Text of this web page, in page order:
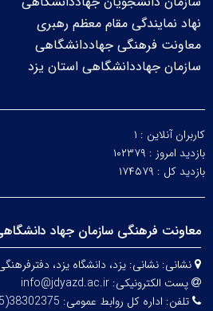
نهاد نمایندگی مقام معظم رهبری
معاونت فرهنگی جهاددانشگاهی
سازمان جهاددانشگاهی استان یزد
کاربران آنلاین : ۱
بازدید امروز : ۱۰۲۳۷۹
بازدید کل : ۱۷۴۵۷۹
معاونت فرهنگی سازمان جهاد
نشانی: نشانی: یزد، دانشگاه یزد،
پست الکترونیکی: info@jdyazd.ac.ir
تلفن: اداره کل روابط عمومی: 38302375(035)